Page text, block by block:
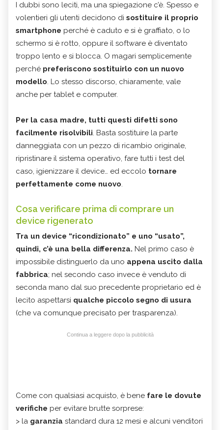
I dubbi sono leciti, ma una spiegazione c’è. Spesso e
volentieri gli utenti decidono di sostituire il proprio
smartphone perché è caduto e si è graffiato, o lo
schermo si è rotto, oppure il software è diventato
troppo lento e si blocca. O magari semplicemente
perché preferiscono sostituirlo con un nuovo
modello. Lo stesso discorso, chiaramente, vale
anche per tablet e computer.
Per la casa madre, tutti questi difetti sono
facilmente risolvibili. Basta sostituire la parte
danneggiata con un pezzo di ricambio originale,
ripristinare il sistema operativo, fare tutti i test del
caso, igienizzare il device… ed eccolo tornare
perfettamente come nuovo.
Cosa verificare prima di comprare un
device rigenerato
Tra un device “ricondizionato” e uno “usato”,
quindi, c’è una bella differenza. Nel primo caso è
impossibile distinguerlo da uno appena uscito dalla
fabbrica; nel secondo caso invece è venduto di
seconda mano dal suo precedente proprietario ed è
lecito aspettarsi qualche piccolo segno di usura
(che va comunque precisato per trasparenza).
Continua a leggere dopo la pubblicità
Come con qualsiasi acquisto, è bene fare le dovute
verifiche per evitare brutte sorprese:
> la garanzia standard dura 12 mesi e alcuni venditori